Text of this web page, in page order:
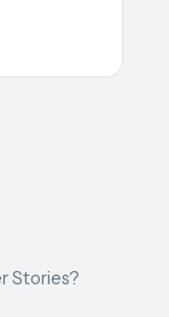
Stories?